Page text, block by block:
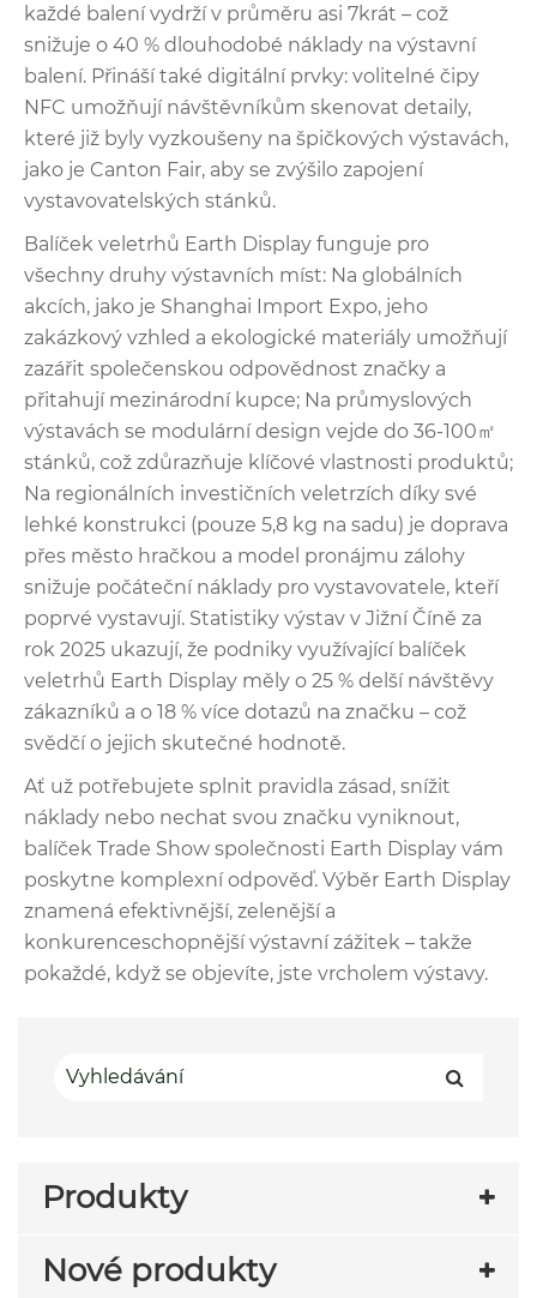
každé balení vydrží v průměru asi 7krát – což
snižuje o 40 % dlouhodobé náklady na výstavní
balení. Přináší také digitální prvky: volitelné čipy
NFC umožňují návštěvníkům skenovat detaily,
které již byly vyzkoušeny na špičkových výstavách,
jako je Canton Fair, aby se zvýšilo zapojení
vystavovatelských stánků.
Balíček veletrhů Earth Display funguje pro
všechny druhy výstavních míst: Na globálních
akcích, jako je Shanghai Import Expo, jeho
zakázkový vzhled a ekologické materiály umožňují
zazářit společenskou odpovědnost značky a
přitahují mezinárodní kupce; Na průmyslových
výstavách se modulární design vejde do 36-100㎡
stánků, což zdůrazňuje klíčové vlastnosti produktů;
Na regionálních investičních veletrzích díky své
lehké konstrukci (pouze 5,8 kg na sadu) je doprava
přes město hračkou a model pronájmu zálohy
snižuje počáteční náklady pro vystavovatele, kteří
poprvé vystavují. Statistiky výstav v Jižní Číně za
rok 2025 ukazují, že podniky využívající balíček
veletrhů Earth Display měly o 25 % delší návštěvy
zákazníků a o 18 % více dotazů na značku – což
svědčí o jejich skutečné hodnotě.
Ať už potřebujete splnit pravidla zásad, snížit
náklady nebo nechat svou značku vyniknout,
balíček Trade Show společnosti Earth Display vám
poskytne komplexní odpověď. Výběr Earth Display
znamená efektivnější, zelenější a
konkurenceschopnější výstavní zážitek – takže
pokaždé, když se objevíte, jste vrcholem výstavy.
Produkty
Nové produkty